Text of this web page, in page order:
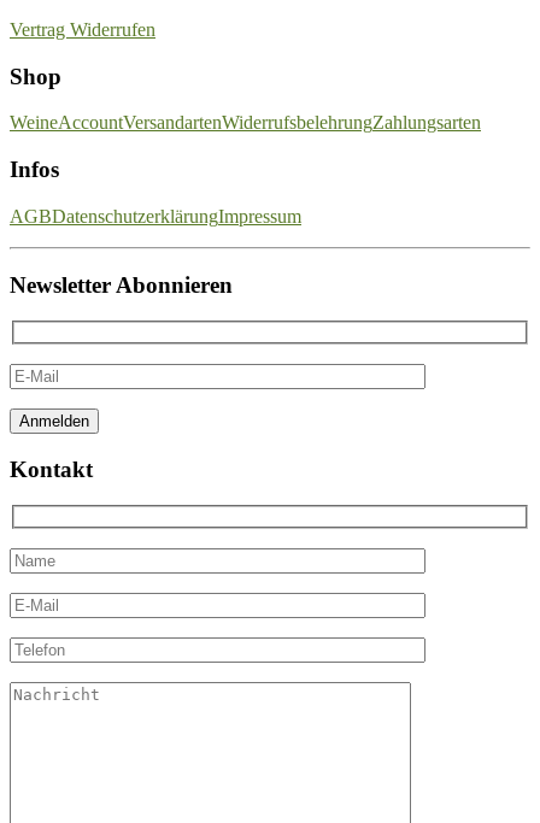
Vertrag Widerrufen
Shop
WeineAccountVersandartenWiderrufsbelehrungZahlungsarten
Infos
AGBDatenschutzerklärungImpressum
Newsletter Abonnieren
Kontakt